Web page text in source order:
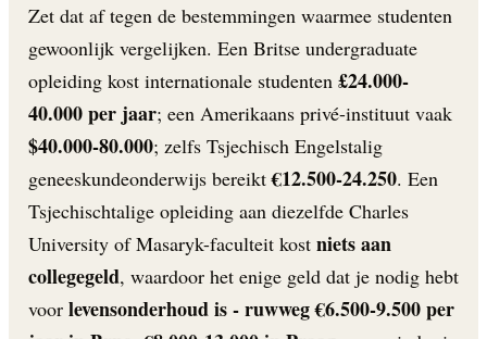
Zet dat af tegen de bestemmingen waarmee studenten
gewoonlijk vergelijken. Een Britse undergraduate
opleiding kost internationale studenten £24.000-
40.000 per jaar; een Amerikaans privé-instituut vaak
$40.000-80.000; zelfs Tsjechisch Engelstalig
geneeskundeonderwijs bereikt€12.500-24.250. Een
Tsjechischtalige opleiding aan diezelfde Charles
University of Masaryk-faculteit kost niets aan
collegegeld, waardoor het enige geld dat je nodig hebt
voor levensonderhoud is - ruwweg €6.500-9.500 per